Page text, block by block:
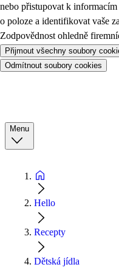
nebo přistupovat k informacím
o poloze a identifikovat vaše
Zodpovědnost ohledně
Přijmout všechny soubory
Odmítnout soubory cookies
Menu
Hello
Recepty
Dětská jídla